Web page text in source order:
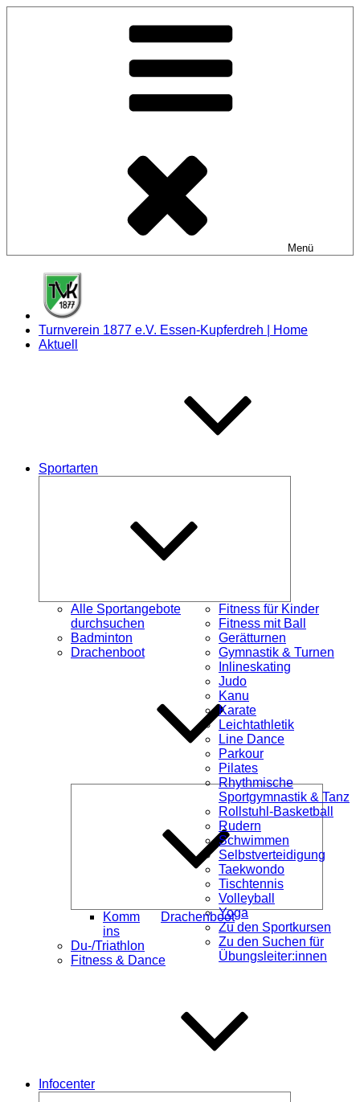
Menü
Turnverein 1877 e.V. Essen-Kupferdreh | Home
Aktuell
Sportarten
Alle Sportangebote
durchsuchen
Badminton
Drachenboot
öffnen
Komm
ins
Drachenboot
Du-/Triathlon
Fitness & Dance
Fitness für Kinder
Fitness mit Ball
Gerätturnen
Gymnastik & Turnen
Inlineskating
Judo
Kanu
Karate
Leichtathletik
Line Dance
Parkour
Pilates
Rhythmische
Sportgymnastik & Tanz
Rollstuhl-Basketball
Rudern
Schwimmen
Selbstverteidigung
Taekwondo
Tischtennis
Volleyball
Yoga
Zu den Sportkursen
Zu den Suchen für
Übungsleiter:innen
Infocenter